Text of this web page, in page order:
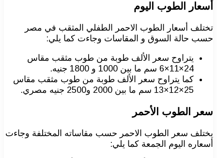
أسعار الطوب اليوم
تختلف أسعار الطوب الاحمر الطفلي المثقب في مصر
حسب حالة السوق و المقاسات وجاءت كما يلي:
يتراوح سعر الألف طوبة من طوب مثقب مقاس
24×11×6 سم ما بين 1000 و 1800 جنيه.
كما يتراوح سعر الألف طوبة من طوب مثقب مقاس
25×12×13 سم ما بين 2000 و2500 جنيه مصري.
سعر الطوب الأحمر
يختلف سعر الطوب الاحمر حسب مقاساته المختلفة وجاءت
أسعاره اليوم الجمعة كما يلي: